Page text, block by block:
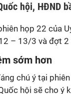
hội, HĐND
họp 22 của
– 13/3 và đợt
sớm hơn
chú ý tại
hội sẽ cho ý